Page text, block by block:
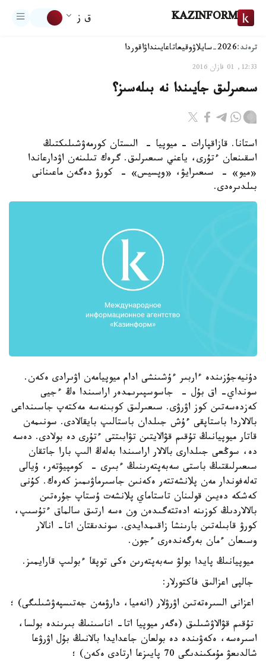
KAZINFORM ق ز
ترەند:2026-سايلاۋ وقيعاتاعايىنداۋاقوردا
12:33, 01 قازان 2016
سىعىرلىق جايىندا نە بىلەسىز؟
استانا. قازاقپارات - ميوپيا - الىستان كورمەۋشىلىكتىڭ
اسقىنعان ءتۇرى، ياعني سىعىرلىق. گرەك تىلىنەن اۋدارعاندا
«ميو» - سىعىرايۋ، «وپسيس» - كورۋ دەگەن ماعىنانى
بىلدىرەدى.
دۇنيەجۇزىندە ءاربىر ءۇشىنشى ادام ميوپيامەن اۋىرادى ەكەن.
سونداي- اق بۇل - جاسوسپىرىمدەر اراسىندا ەڭ ءجيى
كەزدەسەتىن كوز اۋرۋى. سىعىرلىق كوبىنەسە مەكتەپ جاسىنداعى
بالالاردا باستاپقى ءۇش جىلدان باستالىپ بايقالادى. سونىمەن
قاتار ميوپيانىڭ تۇقىم قۋالايتىن تۋابىتتى ءتۇرى دە بولادى. دەسە
دە، سوڭعى جىلدارى بالالار اراسىندا بەلەڭ الىپ بارا جاتقان
سىعىرلىقتىڭ باستى سەبەپتەرىنىڭ ءبىرى - كومپيۋتەر، ۇيالى
تەلەفوندار مەن پلانشەتتەر ەكەنىن جاسىرماۋىمىز كەرەك. كۇنى
كەشكە دەيىن قولىنان تاستاماي پلانشەت ۇستاپ جۇرەتىن
بالالاردىڭ كوزىنە ادەتتەگىدەن ون ەسە ارتىق سالماق ءتۇسىپ،
كورۋ قابىلەتىن بارىنشا زاقىمدايدى. سوندىقتان اتا- انالار
وسىعان ءمان بەرگەندەرى ءجون.
ميوپيانىڭ پايدا بولۋ سەبەپتەرىن ەكى توپقا ءبولىپ قارايمىز.
جالپى اعزالىق فاكتورلار:
اعزانى السىرەتەتىن اۋرۋلار (انەميا، دارۋمەن جەتىسپەۋشىلىگى) ؛
تۇقىم قۋالاۋشىلىق (ەگەر ميوپيا اتا- اناسىنىڭ بىرىندە بولسا،
اسىرەسە، ەكەۋىندە دە بولعان جاعدايدا بالانىڭ بۇل اۋرۋعا
شالدىعۋ مۇمكىندىگى 70 پايىزعا ارتادى ەكەن) ؛